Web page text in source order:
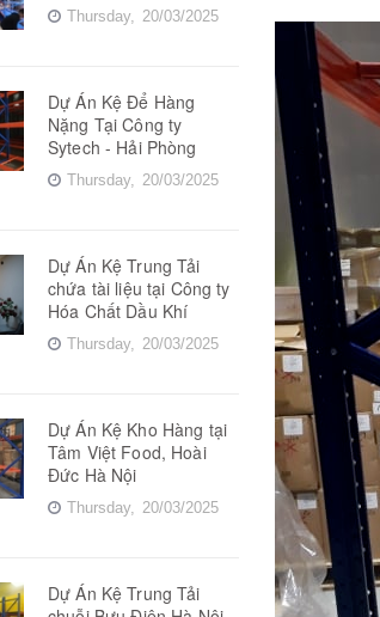
Thursday, 20/03/2025
Dự Án Kệ Để Hàng
Nặng Tại Công ty
Sytech - Hải Phòng
Thursday, 20/03/2025
Dự Án Kệ Trung Tải
chứa tài liệu tại Công ty
Hóa Chất Dầu Khí
Thursday, 20/03/2025
Dự Án Kệ Kho Hàng tại
Tâm Việt Food, Hoài
Đức Hà Nội
Thursday, 20/03/2025
Dự Án Kệ Trung Tải